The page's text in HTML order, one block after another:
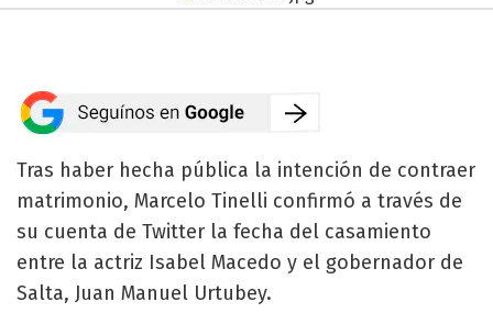
Tras haber hecha pública la intención de contraer
matrimonio, Marcelo Tinelli confirmó a través de
su cuenta de Twitter la fecha del casamiento
entre la actriz Isabel Macedo y el gobernador de
Salta, Juan Manuel Urtubey.